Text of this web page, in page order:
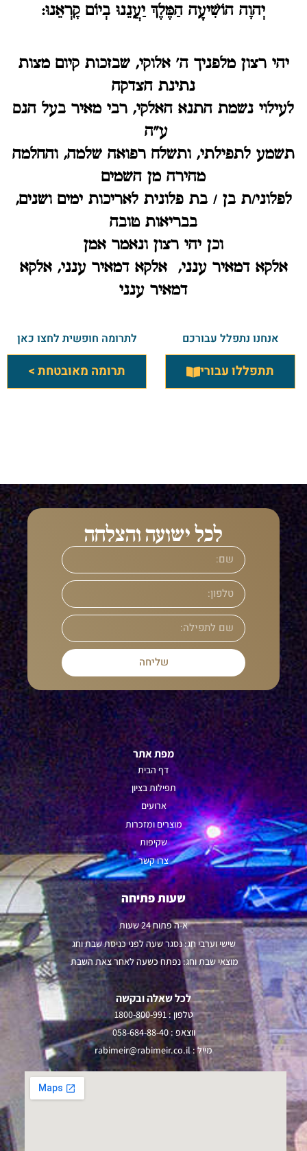
יְהוָה הוֹשִׁיעָה הַמֶּלֶךְ יַעֲנֵנוּ בְיוֹם קָרְאֵנוּ:
יהי רצון מלפניך ה' אלוקי, שבזכות קיום מצות
נתינת הצדקה
לעילוי נשמת התנא האלקי, רבי מאיר בעל הנס
ע"ה
תשמע לתפילתי, ותשלח רפואה שלמה, והחלמה
מהירה מן השמים
לפלוני/ת בן / בת פלונית לאריכות ימים ושנים,
בבריאות טובה
וכן יהי רצון ונאמר אמן
אלקא דמאיר ענני, אלקא דמאיר ענני, אלקא
דמאיר ענני
אנחנו נתפלל עבורכם
תתפללו עבורי
לתרומה חופשית לחצו כאן
תרומה מאובטחת >
לכל ישועה והצלחה
שליחה
מפת אתר
דף הבית
תפילות בציון
ארועים
מוצרים ומזכרות
שקיפות
צרו קשר
שעות פתיחה
א-ה פתוח 24 שעות
שישי וערבי חג: נסגר שעה לפני כניסת שבת וחג
מוצאי שבת וחג: נפתח כשעה לאחר צאת השבת
לכל שאלה ובקשה
טלפון :1800-800-991
ווצאפ :058-684-88-40
מייל :rabimeir@rabimeir.co.il